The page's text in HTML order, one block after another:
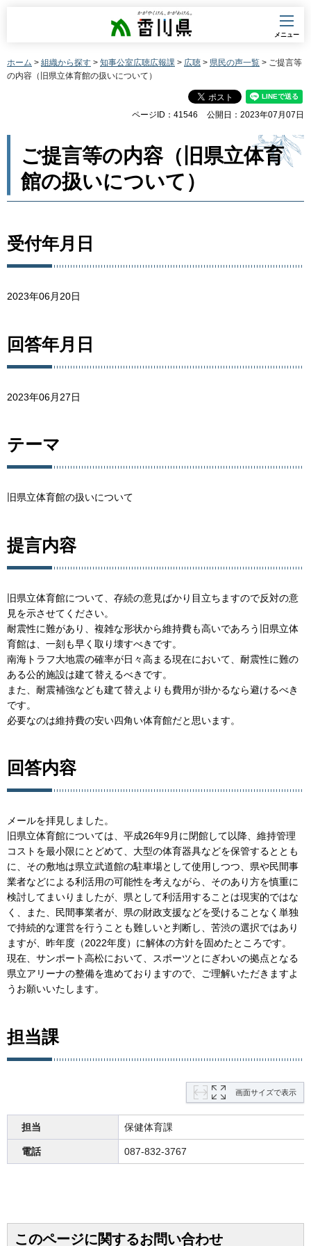
香川県
メニュー
ホーム > 組織から探す > 知事公室広聴広報課 > 広聴 > 県民の声一覧 > ご提言等
の内容（旧県立体育館の扱いについて）
ページID：41546 公開日：2023年07月07日
ご提言等の内容（旧県立体育
館の扱いについて）
受付年月日
2023年06月20日
回答年月日
2023年06月27日
テーマ
旧県立体育館の扱いについて
提言内容
旧県立体育館について、存続の意見ばかり目立ちますので反対の意
見を示させてください。
耐震性に難があり、複雑な形状から維持費も高いであろう旧県立体
育館は、一刻も早く取り壊すべきです。
南海トラフ大地震の確率が日々高まる現在において、耐震性に難の
ある公的施設は建て替えるべきです。
また、耐震補強なども建て替えよりも費用が掛かるなら避けるべき
です。
必要なのは維持費の安い四角い体育館だと思います。
回答内容
メールを拝見しました。
旧県立体育館については、平成26年9月に閉館して以降、維持管理
コストを最小限にとどめて、大型の体育器具などを保管するととも
に、その敷地は県立武道館の駐車場として使用しつつ、県や民間事
業者などによる利活用の可能性を考えながら、そのあり方を慎重に
検討してまいりましたが、県として利活用することは現実的ではな
く、また、民間事業者が、県の財政支援などを受けることなく単独
で持続的な運営を行うことも難しいと判断し、苦渋の選択ではあり
ますが、昨年度（2022年度）に解体の方針を固めたところです。
現在、サンポート高松において、スポーツとにぎわいの拠点となる
県立アリーナの整備を進めておりますので、ご理解いただきますよ
うお願いいたします。
担当課
画面サイズで表示
担当 保健体育課
電話 087-832-3767
このページに関するお問い合わせ